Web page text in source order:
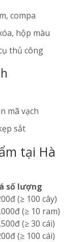
compa
hộp màu
thủ công
mã vạch
sắt
tại Hà
số lượng
(≥ 100 cây)
(≥ 10 ram)
(≥ 30 cái)
(≥ 100 cái)